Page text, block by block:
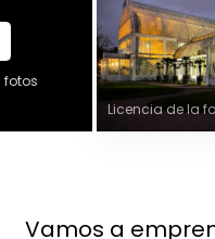
fotos
Licencia de la
Vamos a